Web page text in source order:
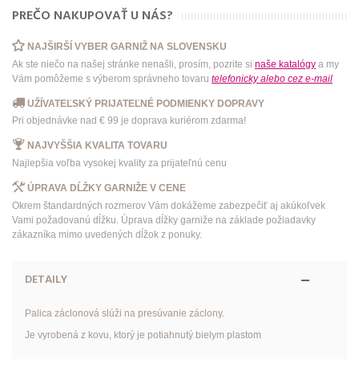
PREČO NAKUPOVAŤ U NÁS?
NAJŠIRŠÍ VYBER GARNIŽ NA SLOVENSKU
Ak ste niečo na našej stránke nenašli, prosím, pozrite si naše katalógy a my
Vám pomôžeme s výberom správneho tovaru telefonicky alebo cez e-mail
UŽÍVATEĽSKÝ PRIJATEĽNÉ PODMIENKY DOPRAVY
Pri objednávke nad € 99 je doprava kuriérom zdarma!
NAJVYŠŠIA KVALITA TOVARU
Najlepšia voľba vysokej kvality za prijateľnú cenu
ÚPRAVA DĹŽKY GARNIŽE V CENE
Okrem štandardných rozmerov Vám dokážeme zabezpečiť aj akúkoľvek
Vami požadovanú dĺžku. Úprava dĺžky garniže na základe požiadavky
zákazníka mimo uvedených dĺžok z ponuky.
DETAILY
Palica záclonová slúži na presúvanie záclony.
Je vyrobená z kovu, ktorý je potiahnutý bielym plastom